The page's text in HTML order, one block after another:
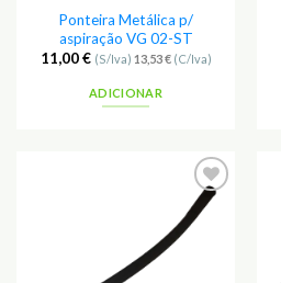
Ponteira Metálica p/
aspiração VG 02-ST
11,00€ (S/Iva) 13,53€(C/Iva)
ADICIONAR